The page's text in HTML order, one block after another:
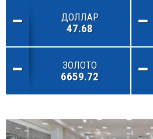
ДОЛЛАР
47.68
ЗОЛОТО
6659.72